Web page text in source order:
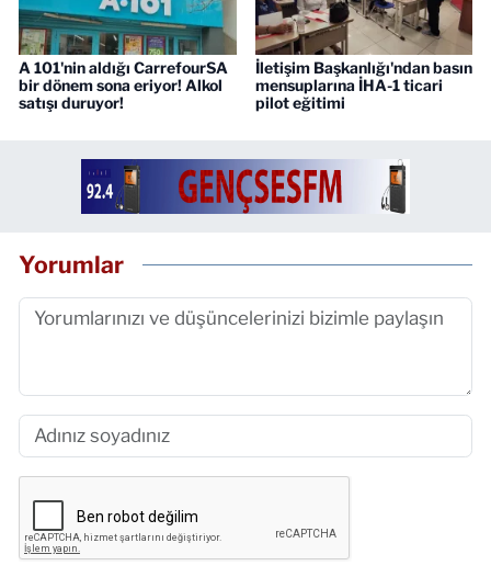
A 101'nin aldığı CarrefourSA
bir dönem sona eriyor! Alkol
satışı duruyor!
İletişim Başkanlığı'ndan basın
mensuplarına İHA-1 ticari
pilot eğitimi
Yorumlar